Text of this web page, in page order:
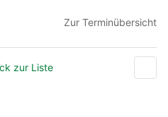
Zur Terminübersicht
zur Liste